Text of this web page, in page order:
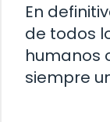
En
de todos
humanos
siempre